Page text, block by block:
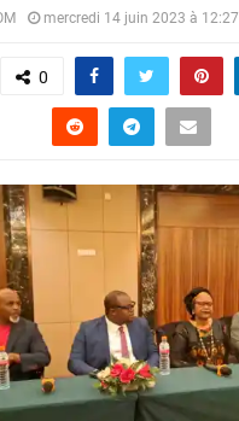
mercredi 14 juin 2023 à 12:27
0